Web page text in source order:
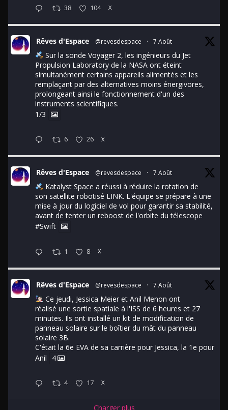
38 104 X
Rêves d'Espace @revesdespace · 7 Août
Sur la sonde Voyager 2, les ingénieurs du Jet
Propulsion Laboratory de la NASA ont éteint
simultanément certains appareils alimentés et les
remplaçant par des alternatives moins énergivores,
prolongeant ainsi le fonctionnement d'un des
instruments scientifiques.
1/3
6 26 X
Rêves d'Espace @revesdespace · 7 Août
Katalyst Space a réussi à réduire la rotation de
son satellite robotisé LINK. L'équipe se prépare à une
mise à jour du logiciel de vol pour garantir sa stabilité,
avant de tenter un reboost de l'orbite du télescope
#Swift
1 8 X
Rêves d'Espace @revesdespace · 7 Août
Ce jeudi, Jessica Meier et Anil Menon ont
réalisé une sortie spatiale à l'ISS de 6 heures et 27
minutes. Ils ont installé un kit de modification de
panneau solaire sur le boîtier du mât du panneau
solaire 3B.
C'était la 6e EVA de sa carrière pour Jessica, la 1e pour
Anil
4
4 17 X
Charger plus